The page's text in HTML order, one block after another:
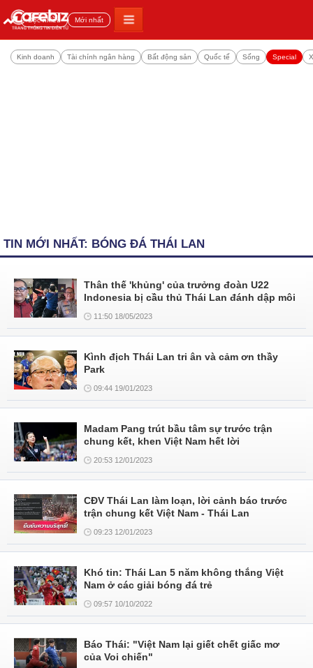
Đọc nhiều Mới nhất
Kinh doanh Tài chính ngân hàng Bất động sản Quốc tế Sống Special
TIN MỚI NHẤT: BÓNG ĐÁ THÁI LAN
Thân thế 'khủng' của trưởng đoàn U22
Indonesia bị cầu thủ Thái Lan đánh dập môi
11:50 18/05/2023
Kình địch Thái Lan tri ân và cảm ơn thầy
Park
09:44 19/01/2023
Madam Pang trút bầu tâm sự trước trận
chung kết, khen Việt Nam hết lời
20:53 12/01/2023
CĐV Thái Lan làm loạn, lời cảnh báo trước
trận chung kết Việt Nam - Thái Lan
09:23 12/01/2023
Khó tin: Thái Lan 5 năm không thắng Việt
Nam ở các giải bóng đá trẻ
09:57 10/10/2022
Báo Thái: "Việt Nam lại giết chết giấc mơ
của Voi chiến"